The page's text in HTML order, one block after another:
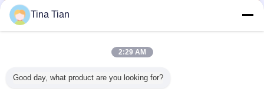
অধিকভাইব্রোফ্লট আনুষাঙ্গিক
Tina Tian
2:29 AM
Good day, what product are you looking for?